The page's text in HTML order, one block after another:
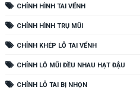
CHỈNH HÌNH TAI VỂNH
CHỈNH HÌNH TRỤ MŨI
CHỈNH KHÉP LỖ TAI VỂNH
CHỈNH LỖ MŨI ĐỀU NHAU HẠT ĐẬU
CHỈNH LỖ TAI BỊ NHỌN